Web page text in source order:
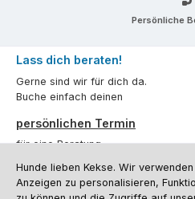
Persönliche
Lass dich beraten!
Gerne sind wir für dich da.
Buche einfach deinen
persönlichen Termin
für eine Beratung.
Oder über unserKontaktformular.
Hunde lieben Kekse. Wir
Anzeigen zu personalisieren,